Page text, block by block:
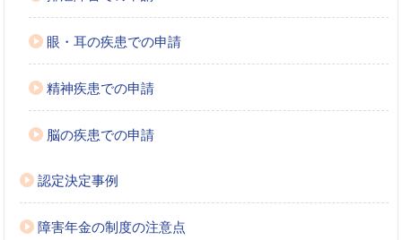
眼・耳の疾患での申請
精神疾患での申請
脳の疾患での申請
認定決定事例
障害年金の制度の注意点